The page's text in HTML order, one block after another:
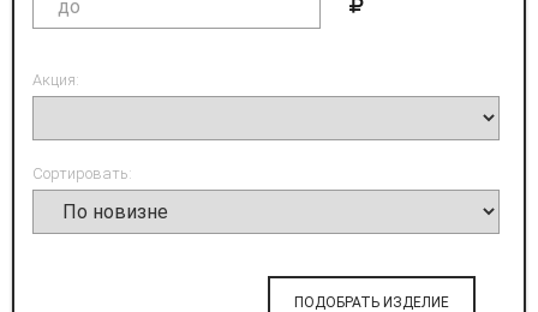
Акция:
Сортировать:
ПОДОБРАТЬ ИЗДЕЛИЕ